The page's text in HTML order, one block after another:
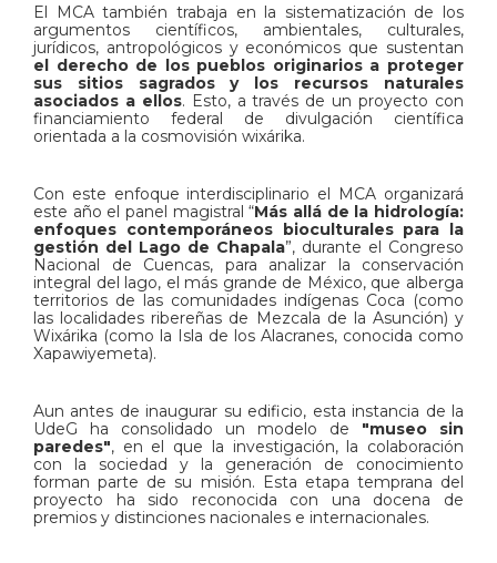
El MCA también trabaja en la sistematización de los
argumentos científicos, ambientales, culturales,
jurídicos, antropológicos y económicos que sustentan
el derecho de los pueblos originarios a proteger
sus sitios sagrados y los recursos naturales
asociados a ellos. Esto, a través de un proyecto con
financiamiento federal de divulgación científica
orientada a la cosmovisión wixárika.
Con este enfoque interdisciplinario el MCA organizará
este año el panel magistral “Más allá de la hidrología:
enfoques contemporáneos bioculturales para la
gestión del Lago de Chapala”, durante el Congreso
Nacional de Cuencas, para analizar la conservación
integral del lago, el más grande de México, que alberga
territorios de las comunidades indígenas Coca (como
las localidades ribereñas de Mezcala de la Asunción) y
Wixárika (como la Isla de los Alacranes, conocida como
Xapawiyemeta).
Aun antes de inaugurar su edificio, esta instancia de la
UdeG ha consolidado un modelo de "museo sin
paredes", en el que la investigación, la colaboración
con la sociedad y la generación de conocimiento
forman parte de su misión. Esta etapa temprana del
proyecto ha sido reconocida con una docena de
premios y distinciones nacionales e internacionales.